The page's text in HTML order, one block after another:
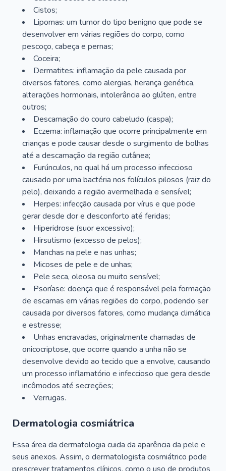
Cistos;
Lipomas: um tumor do tipo benigno que pode se
desenvolver em várias regiões do corpo, como
pescoço, cabeça e pernas;
Coceira;
Dermatites: inflamação da pele causada por
diversos fatores, como alergias, herança genética,
alterações hormonais, intolerância ao glúten, entre
outros;
Descamação do couro cabeludo (caspa);
Eczema: inflamação que ocorre principalmente em
crianças e pode causar desde o surgimento de bolhas
até a descamação da região cutânea;
Furúnculos, no qual há um processo infeccioso
causado por uma bactéria nos folículos pilosos (raiz do
pelo), deixando a região avermelhada e sensível;
Herpes: infecção causada por vírus e que pode
gerar desde dor e desconforto até feridas;
Hiperidrose (suor excessivo);
Hirsutismo (excesso de pelos);
Manchas na pele e nas unhas;
Micoses de pele e de unhas;
Pele seca, oleosa ou muito sensível;
Psoríase: doença que é responsável pela formação
de escamas em várias regiões do corpo, podendo ser
causada por diversos fatores, como mudança climática
e estresse;
Unhas encravadas, originalmente chamadas de
onicocriptose, que ocorre quando a unha não se
desenvolve devido ao tecido que a envolve, causando
um processo inflamatório e infeccioso que gera desde
incômodos até secreções;
Verrugas.
Dermatologia cosmiátrica
Essa área da dermatologia cuida da aparência da pele e
seus anexos. Assim, o dermatologista cosmiátrico pode